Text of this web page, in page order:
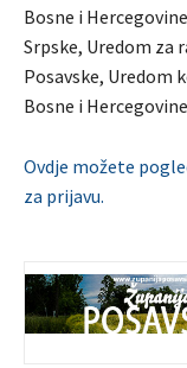
Bosne i
Srpske, Uredom za
Posavske, Uredom
Bosne i
Ovdje možete
za prijavu.